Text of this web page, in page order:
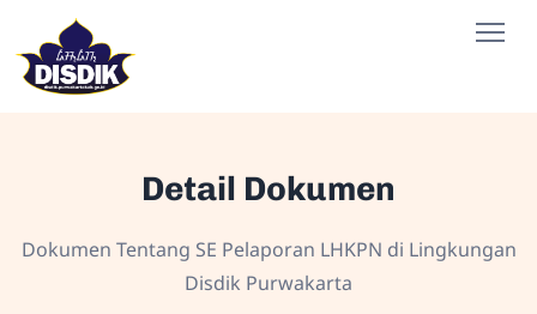
Detail Dokumen
Dokumen Tentang SE Pelaporan LHKPN di Lingkungan
Disdik Purwakarta